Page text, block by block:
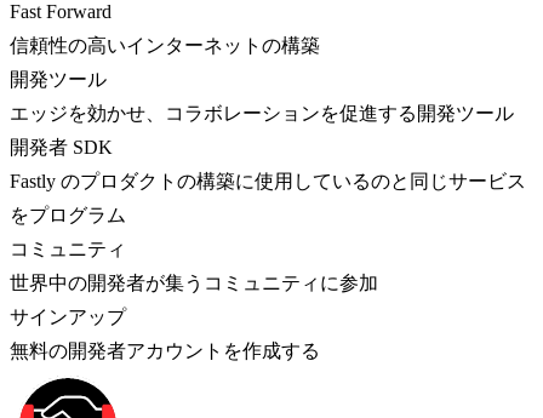
Fast Forward
信頼性の高いインターネットの構築
開発ツール
エッジを効かせ、コラボレーションを促進する開発ツール
開発者 SDK
Fastly のプロダクトの構築に使用しているのと同じサービス
をプログラム
コミュニティ
世界中の開発者が集うコミュニティに参加
サインアップ
無料の開発者アカウントを作成する